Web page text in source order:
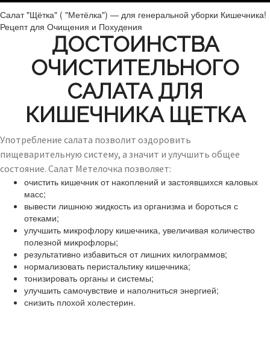
Салат "Щётка" ( "Метёлка") — для генеральной уборки Кишечника!
Рецепт для Очищения и Похудения
ДОСТОИНСТВА
ОЧИСТИТЕЛЬНОГО
САЛАТА ДЛЯ
КИШЕЧНИКА ЩЕТКА
Употребление салата позволит оздоровить
пищеварительную систему, а значит и улучшить общее
состояние. Салат Метелочка позволяет:
очистить кишечник от накоплений и застоявшихся каловых
масс;
вывести лишнюю жидкость из организма и бороться с
отеками;
улучшить микрофлору кишечника, увеличивая количество
полезной микрофлоры;
результативно избавиться от лишних килограммов;
нормализовать перистальтику кишечника;
тонизировать органы и системы;
улучшить самочувствие и наполниться энергией;
снизить плохой холестерин.